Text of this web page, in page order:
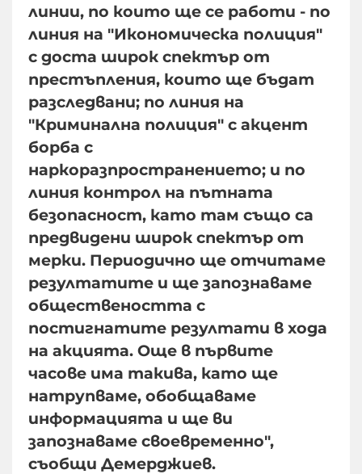
линии, по които ще се работи - по
линия на "Икономическа полиция"
с доста широк спектър от
престъпления, които ще бъдат
разследвани; по линия на
"Криминална полиция" с акцент
борба с
наркоразпространението; и по
линия контрол на пътната
безопасност, като там също са
предвидени широк спектър от
мерки. Периодично ще отчитаме
резултатите и ще запознаваме
обществеността с
постигнатите резултати в хода
на акцията. Още в първите
часове има такива, като ще
натрупваме, обобщаваме
информацията и ще ви
запознаваме своевременно",
съобщи Демерджиев.